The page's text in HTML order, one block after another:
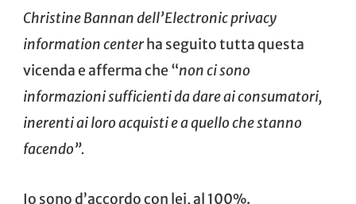
Christine Bannan dell’Electronic privacy
information centerha seguito tutta questa
vicenda e afferma che “non ci sono
informazioni sufficienti da dare ai consumatori,
inerenti ai loro acquisti e a quello che stanno
facendo”.
Io sono d’accordo con lei, al 100%.